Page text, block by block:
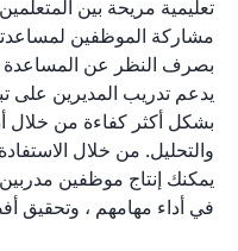
تعليمية مريحة بين
مشاركة الموظفين
بصرف النظر عن المساعدة
يدعم تدريب المديرين على
بشكل أكثر كفاءة من خلال
والتحليل. من خلال
يمكنك إنتاج موظفين
في أداء مهامهم ، وتحقيق